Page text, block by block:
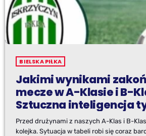
BIELSKA PIŁKA
Jakimi wynikami
mecze w A-Klasie i B-
Sztuczna inteligencja
Przed drużynami z naszych A-Klas i B-
kolejka. Sytuacja w tabeli robi się coraz